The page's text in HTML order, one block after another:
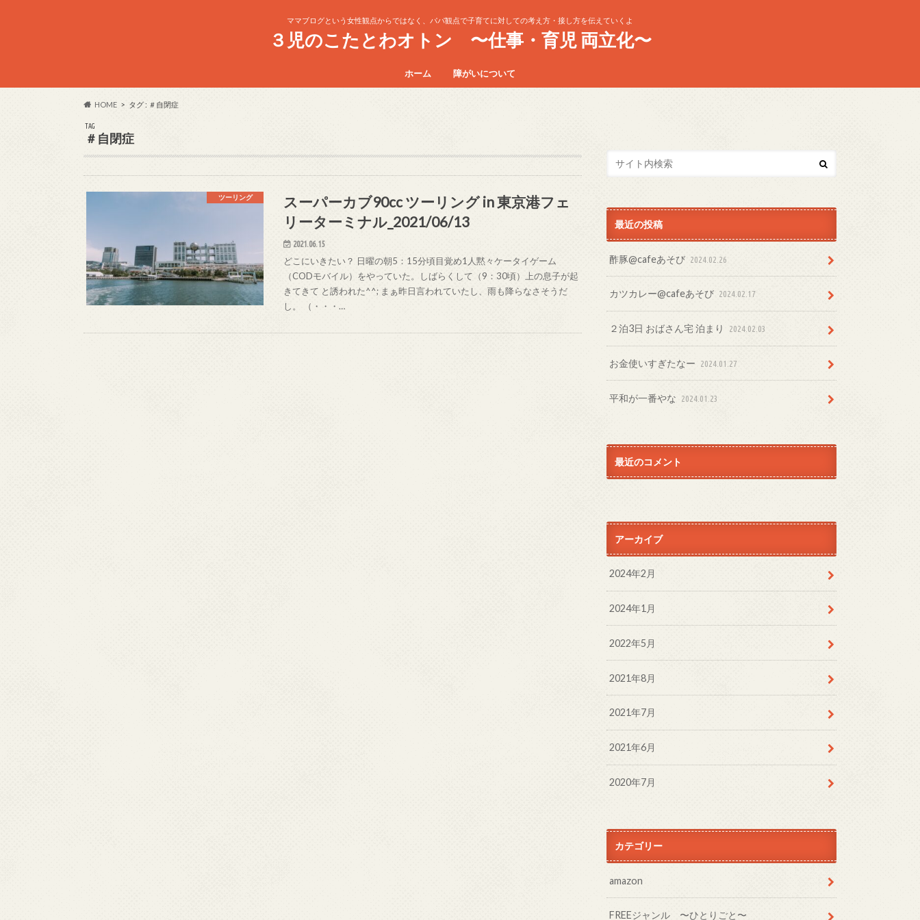
ママブログという女性観点からではなく、パパ観点で子育てに対しての考え方・接し方を伝えていくよ
３児のこたとわオトン 〜仕事・育児 両立化〜
ホーム 障がいについて
HOME タグ : ＃自閉症
TAG
＃自閉症
ツーリング
スーパーカブ90cc ツーリング in 東京港フェ
リーターミナル_2021/06/13
2021.06.15
どこにいきたい？ 日曜の朝5：15分頃目覚め1人黙々ケータイゲーム
（CODモバイル）をやっていた。しばらくして（9：30頃）上の息子が起
きてきて と誘われた^^; まぁ昨日言われていたし、雨も降らなさそうだ
し。 （・・・…
最近の投稿
酢豚@cafeあそび 2024.02.26
カツカレー@cafeあそび 2024.02.17
２泊3日 おばさん宅 泊まり 2024.02.03
お金使いすぎたなー 2024.01.27
平和が一番やな 2024.01.23
最近のコメント
アーカイブ
2024年2月
2024年1月
2022年5月
2021年8月
2021年7月
2021年6月
2020年7月
カテゴリー
amazon
FREEジャンル 〜ひとりごと〜